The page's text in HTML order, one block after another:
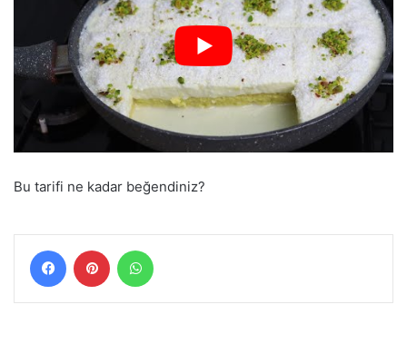
Bu tarifi ne kadar beğendiniz?
FacebookPinterest